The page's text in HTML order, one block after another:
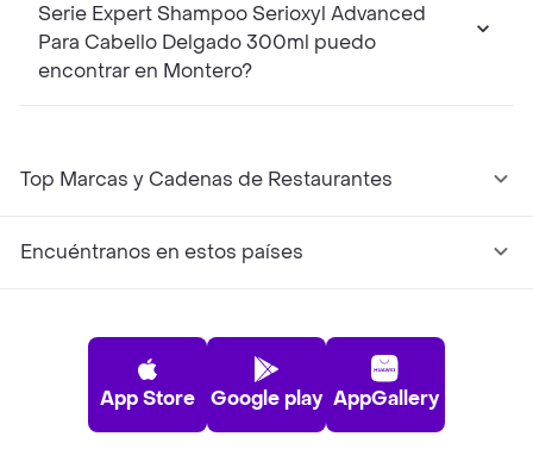
Serie Expert Shampoo Serioxyl Advanced
Para Cabello Delgado 300ml puedo
encontrar en Montero?
Top Marcas y Cadenas de Restaurantes
Encuéntranos en estos países
App Store Google play AppGallery